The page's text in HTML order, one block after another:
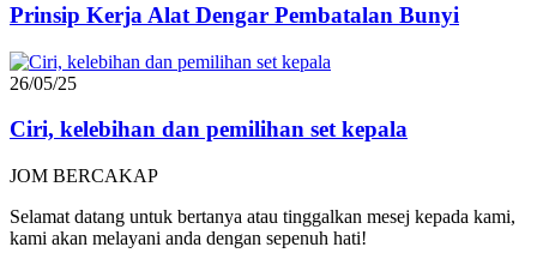
Prinsip Kerja Alat Dengar Pembatalan Bunyi
26/05/25
Ciri, kelebihan dan pemilihan set kepala
JOM BERCAKAP
Selamat datang untuk bertanya atau tinggalkan mesej kepada kami,
kami akan melayani anda dengan sepenuh hati!